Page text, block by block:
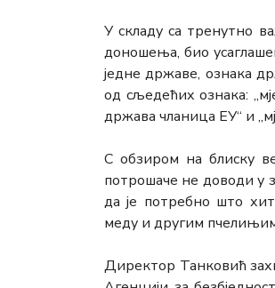
У складу са тренутно
доношења, био
једне државе, ознака
од сљедећих ознака:
држава чланица ЕУ“ и
С обзиром на блиску
потрошаче не доводи у
да је потребно што
меду и другим
Директор Танковић